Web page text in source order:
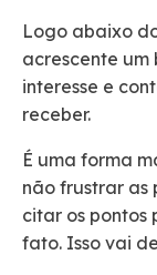
Logo abaixo
acrescente
interesse e
receber.
É uma forma
não frustrar as
citar os pontos
fato. Isso vai